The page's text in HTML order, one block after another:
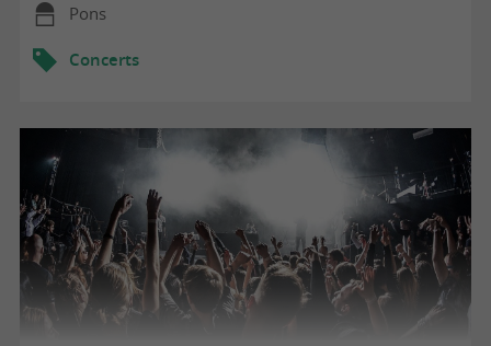
Pons
Concerts